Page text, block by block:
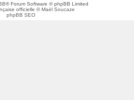
® Forum Software © phpBB Limited
officielle ©Maël Soucaze
phpBB SEO